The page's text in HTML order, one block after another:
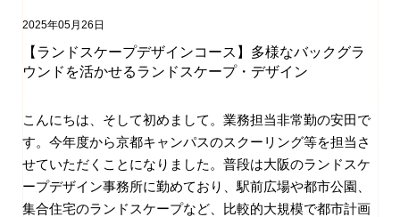
2025年05月26日
【ランドスケープデザインコース】多様なバックグラ
ウンドを活かせるランドスケープ・デザイン
こんにちは、そして初めまして。業務担当非常勤の安田で
す。今年度から京都キャンパスのスクーリング等を担当さ
せていただくことになりました。普段は大阪のランドスケ
ープデザイン事務所に勤めており、駅前広場や都市公園、
集合住宅のランドスケープなど、比較的大規模で都市計画